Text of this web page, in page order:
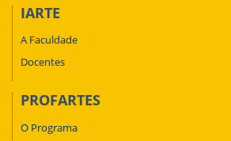
IARTE
A Faculdade
Docentes
PROFARTES
O Programa